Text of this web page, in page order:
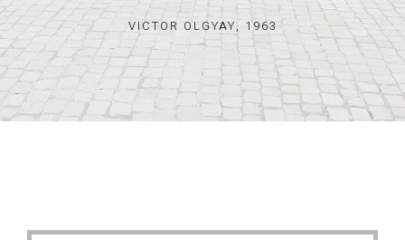
VICTOR OLGYAY, 1963